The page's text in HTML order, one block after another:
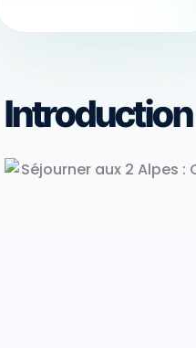
Introduction